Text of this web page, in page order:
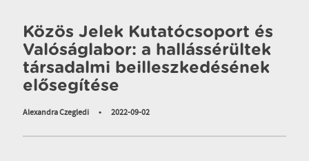
Közös Jelek Kutatócsoport és
Valóságlabor: a hallássérültek
társadalmi beilleszkedésének
elősegítése
Alexandra Czegledi • 2022-09-02